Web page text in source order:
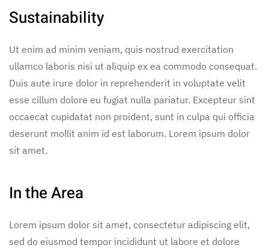
Sustainability
Ut enim ad minim veniam, quis nostrud exercitation
ullamco laboris nisi ut aliquip ex ea commodo consequat.
Duis aute irure dolor in reprehenderit in voluptate velit
esse cillum dolore eu fugiat nulla pariatur. Excepteur sint
occaecat cupidatat non proident, sunt in culpa qui officia
deserunt mollit anim id est laborum. Lorem ipsum dolor
sit amet.
In the Area
Lorem ipsum dolor sit amet, consectetur adipiscing elit,
sed do eiusmod tempor incididunt ut labore et dolore